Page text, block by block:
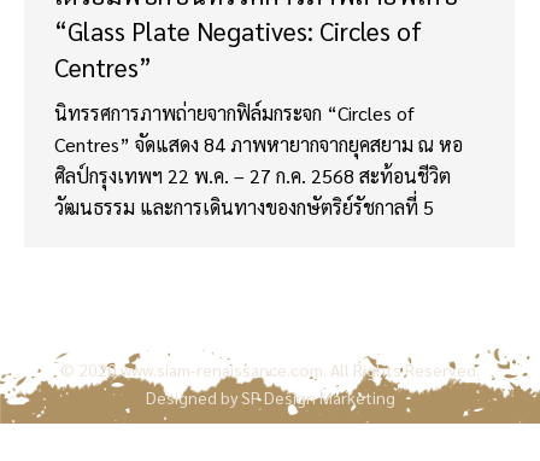
“Glass Plate Negatives: Circles of
Centres”
นิทรรศการภาพถ่ายจากฟิล์มกระจก “Circles of
Centres” จัดแสดง 84 ภาพหายากจากยุคสยาม ณ หอ
ศิลป์กรุงเทพฯ 22 พ.ค. – 27 ก.ค. 2568 สะท้อนชีวิต
วัฒนธรรม และการเดินทางของกษัตริย์รัชกาลที่ 5
© 2020www.siam-renaissance.com. All Rights Reserved.
Designed bySP Design Marketing